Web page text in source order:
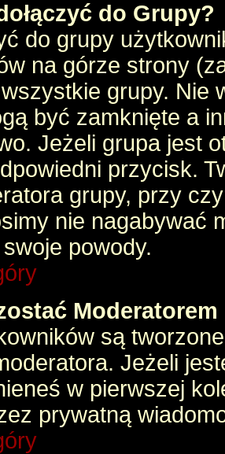
do Grupy?
do grupy
na górze strony
grupy. Nie
być zamknięte a
Jeżeli grupa jest
przycisk.
grupy, przy
nie nagabywać
powody.
są
Jeżeli
w pierwszej
prywatną